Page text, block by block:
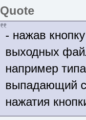
Quote
- нажав
выходных
например
выпадающий
нажатия